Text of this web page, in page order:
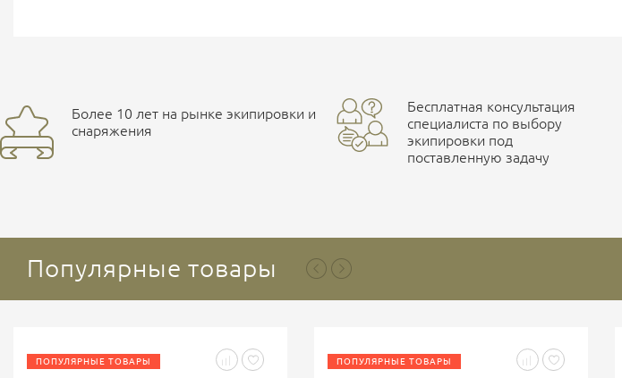
Более 10 лет на рынке экипировки и
снаряжения
Бесплатная консультация
специалиста по выбору
экипировки под
поставленную задачу
Популярные товары
ПОПУЛЯРНЫЕ ТОВАРЫ ПОПУЛЯРНЫЕ ТОВАРЫ